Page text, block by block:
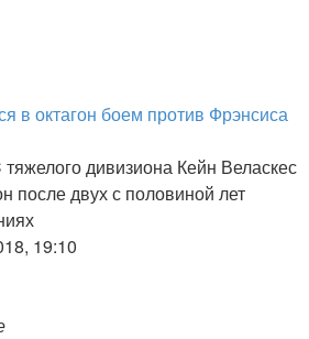
в октагон боем против Фрэнсиса
дивизиона Кейн Веласкес
после двух с половиной лет
19:10